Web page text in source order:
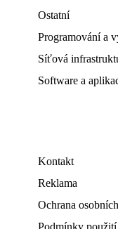
Ostatní
Programování a
Síťová
Software a
Kontakt
Reklama
Ochrana
Podmínky použití